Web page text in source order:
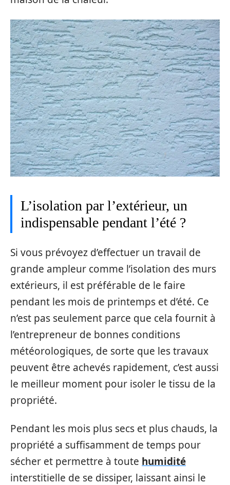
L’isolation par l’extérieur, un
indispensable pendant l’été ?
Si vous prévoyez d’effectuer un travail de
grande ampleur comme l’isolation des murs
extérieurs, il est préférable de le faire
pendant les mois de printemps et d’été. Ce
n’est pas seulement parce que cela fournit à
l’entrepreneur de bonnes conditions
météorologiques, de sorte que les travaux
peuvent être achevés rapidement, c’est aussi
le meilleur moment pour isoler le tissu de la
propriété.
Pendant les mois plus secs et plus chauds, la
propriété a suffisamment de temps pour
sécher et permettre à toute humidité
interstitielle de se dissiper, laissant ainsi le